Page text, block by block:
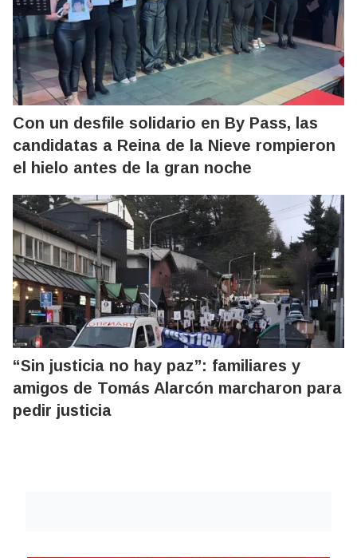
Con un desfile solidario en By Pass, las
candidatas a Reina de la Nieve rompieron
el hielo antes de la gran noche
“Sin justicia no hay paz”: familiares y
amigos de Tomás Alarcón marcharon para
pedir justicia